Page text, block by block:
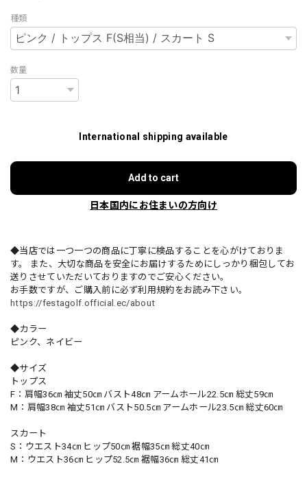
種類
数量
International shipping available
Add to cart
日本国内にお住まいの方向け
◆当店では一つ一つの商品に丁寧に検品することを心がけておりま
す。 また、大切な商品を安全にお届けするためにしっかり梱包してお
送りさせていただいておりますのでご安心ください。
お手数ですが、ご購入前に必ず利用規約をお読み下さい。
https://festagolf.official.ec/about
◆カラー
ピンク、ネイビー
◆サイズ
トップス
F：肩幅36㎝ 袖丈50㎝ バスト48㎝ アームホール22.5㎝ 総丈59㎝
M：肩幅38㎝ 袖丈51㎝ バスト50.5㎝ アームホール23.5㎝ 総丈60㎝
スカート
S：ウエスト34㎝ ヒップ50㎝ 裾幅35㎝ 総丈40㎝
M：ウエスト36㎝ ヒップ52.5㎝ 裾幅36㎝ 総丈41㎝